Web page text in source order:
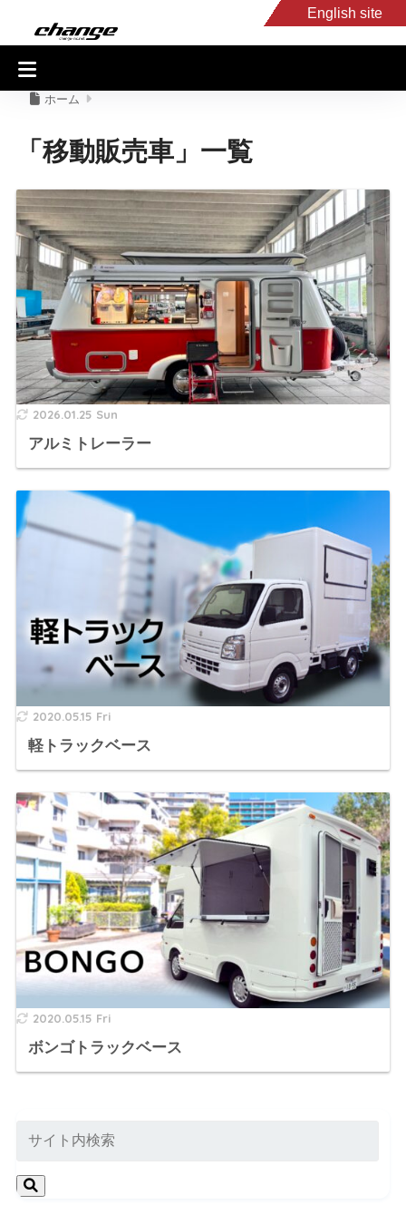
English site
入庫車情報
ホーム
「移動販売車」一覧
2026.01.25 Sun
アルミトレーラー
2020.05.15 Fri
軽トラックベース
2020.05.15 Fri
ボンゴトラックベース